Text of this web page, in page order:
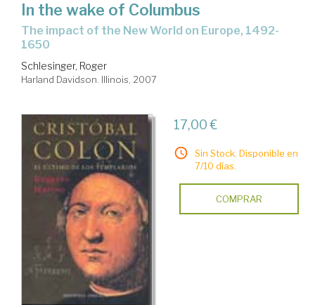
In the wake of Columbus
the impact of the New World on Europe, 1492-
1650
Schlesinger, Roger
Harland Davidson. Illinois, 2007
17,00 €
Sin Stock. Disponible en
7/10 días.
COMPRAR